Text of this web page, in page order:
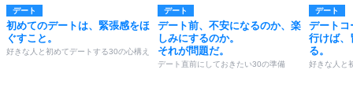
デート
初めてのデートは、緊張感をほ
ぐすこと。
好きな人と初めてデートする30の心構え
デート
デート前、不安になるのか、楽
しみにするのか。
それが問題だ。
デート直前にしておきたい30の準備
デート
デートコ
行けば、
る。
好きな人と